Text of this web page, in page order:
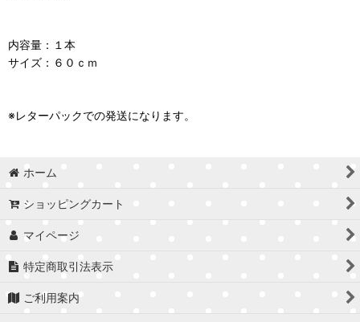
内容量：１本
サイズ：６０ｃｍ
※レターパックでの発送になります。
ホーム
ショッピングカート
マイページ
特定商取引法表示
ご利用案内